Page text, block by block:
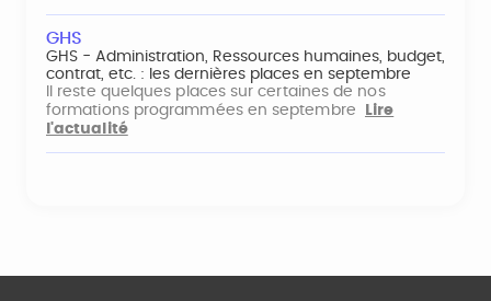
GHS
GHS - Administration, Ressources humaines, budget,
contrat, etc. : les dernières places en septembre
Il reste quelques places sur certaines de nos
formations programmées en septembre
Lire
l'actualité